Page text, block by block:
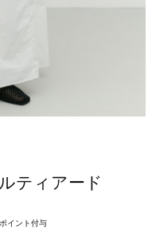
ティアード
イント付与